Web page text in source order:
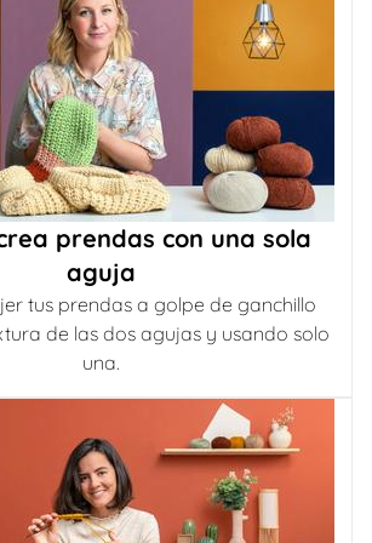
prendas con una sola
aguja
tus prendas a golpe de ganchillo
de las dos agujas y usando solo
una.